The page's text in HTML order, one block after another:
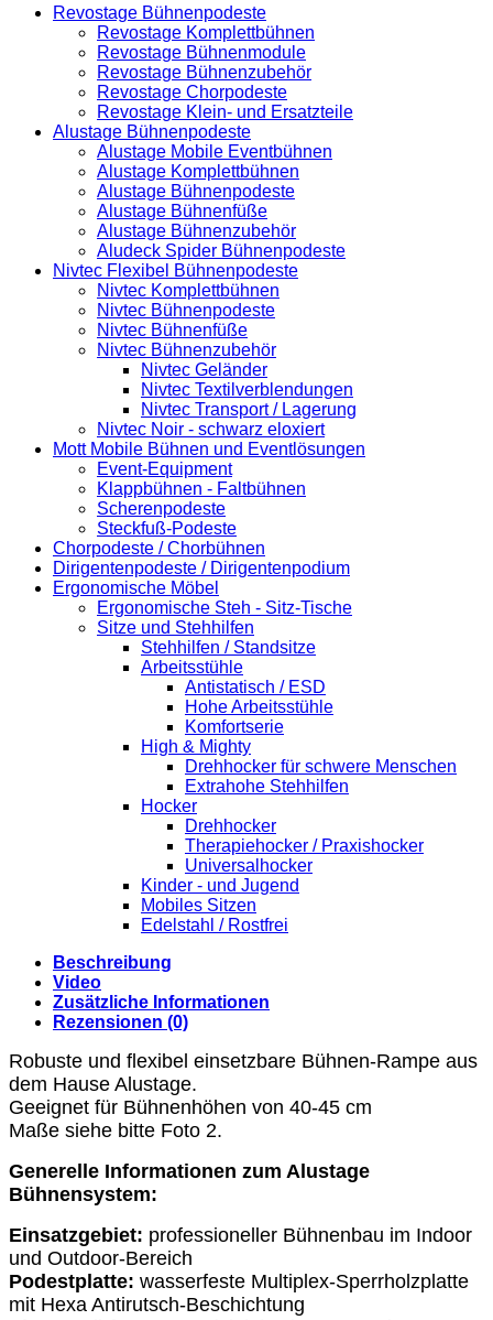
Bühnenhöhen
Menge
Revostage Bühnenpodeste
Revostage Komplettbühnen
Revostage Bühnenmodule
Revostage Bühnenzubehör
Revostage Chorpodeste
Revostage Klein- und Ersatzteile
Alustage Bühnenpodeste
Alustage Mobile Eventbühnen
Alustage Komplettbühnen
Alustage Bühnenpodeste
Alustage Bühnenfüße
Alustage Bühnenzubehör
Aludeck Spider Bühnenpodeste
Nivtec Flexibel Bühnenpodeste
Nivtec Komplettbühnen
Nivtec Bühnenpodeste
Nivtec Bühnenfüße
Nivtec Bühnenzubehör
Nivtec Geländer
Nivtec Textilverblendungen
Nivtec Transport / Lagerung
Nivtec Noir - schwarz eloxiert
Mott Mobile Bühnen und Eventlösungen
Event-Equipment
Klappbühnen - Faltbühnen
Scherenpodeste
Steckfuß-Podeste
Chorpodeste / Chorbühnen
Dirigentenpodeste / Dirigentenpodium
Ergonomische Möbel
Ergonomische Steh - Sitz-Tische
Sitze und Stehhilfen
Stehhilfen / Standsitze
Arbeitsstühle
Antistatisch / ESD
Hohe Arbeitsstühle
Komfortserie
High & Mighty
Drehhocker für schwere Menschen
Extrahohe Stehhilfen
Hocker
Drehhocker
Therapiehocker / Praxishocker
Universalhocker
Kinder - und Jugend
Mobiles Sitzen
Edelstahl / Rostfrei
Beschreibung
Video
Zusätzliche Informationen
Rezensionen (0)
Robuste und flexibel einsetzbare Bühnen-Rampe aus
dem Hause Alustage.
Geeignet für Bühnenhöhen von 40-45 cm
Maße siehe bitte Foto 2.
Generelle Informationen zum Alustage
Bühnensystem:
Einsatzgebiet: professioneller Bühnenbau im Indoor
und Outdoor-Bereich
Podestplatte: wasserfeste Multiplex-Sperrholzplatte
mit Hexa Antirutsch-Beschichtung